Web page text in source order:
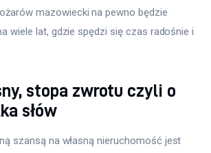
mazowiecki na pewno będzie
wiele lat, gdzie spędzi się czas radośnie i
stopa zwrotu czyli o
słów
szansą na własną nieruchomość jest